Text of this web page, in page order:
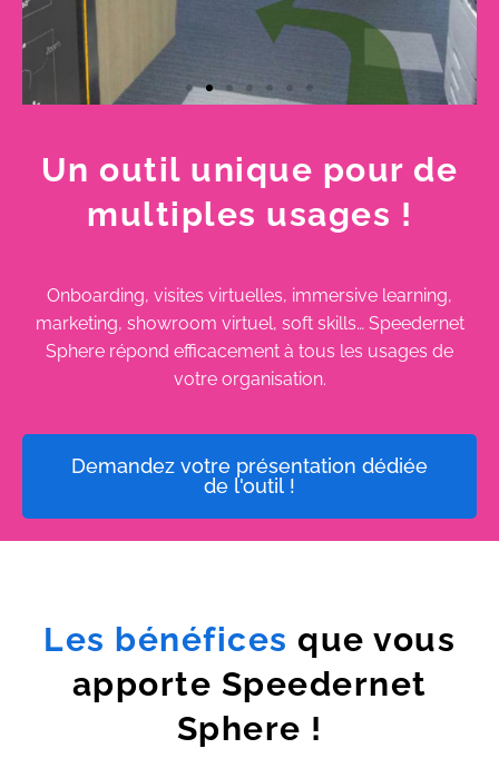
Un outil unique pour de
multiples usages !
Onboarding, visites virtuelles, immersive learning,
marketing, showroom virtuel, soft skills… Speedernet
Sphere répond efficacement à tous les usages de
votre organisation.
Demandez votre présentation dédiée
de l'outil !
Les bénéfices que vous
apporte Speedernet
Sphere !